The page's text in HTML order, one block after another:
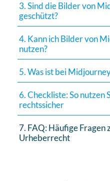
3. Sind die Bilder von
geschützt?
4. Kann ich Bilder von
nutzen?
5. Was ist bei
6. Checkliste: So nutzen
rechtssicher
7. FAQ: Häufige Fragen
Urheberrecht